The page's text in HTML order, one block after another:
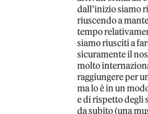
dall’inizio siamo
riuscendo a
tempo
siamo riusciti a
sicuramente il
molto
raggiungere per
ma lo è in un
e di rispetto degli
da subito (una